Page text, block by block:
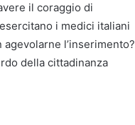
il coraggio di
i medici italiani
l’inserimento?
della cittadinanza